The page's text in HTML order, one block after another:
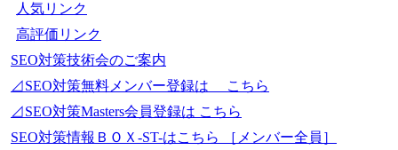
人気リンク
高評価リンク
SEO対策技術会のご案内
⊿SEO対策無料メンバー登録は こちら
⊿SEO対策Masters会員登録は こちら
SEO対策情報ＢＯＸ-ST-はこちら ［メンバー全員］